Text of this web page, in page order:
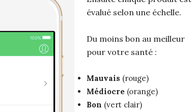
évalué selon une échelle.
Du moins bon au meilleur
pour votre santé :
Mauvais (rouge)
Médiocre (orange)
Bon (vert clair)